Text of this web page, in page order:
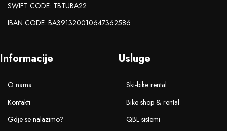
SWIFT CODE: TBTUBA22
IBAN CODE: BA391320010647362586
Informacije
O nama
Kontakti
Gdje se nalazimo?
Usluge
Ski-bike rental
Bike shop & rental
QBL sistemi